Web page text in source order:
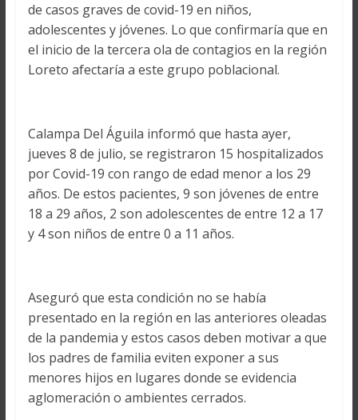
de casos graves de covid-19 en niños,
adolescentes y jóvenes. Lo que confirmaría que en
el inicio de la tercera ola de contagios en la región
Loreto afectaría a este grupo poblacional.
Calampa Del Águila informó que hasta ayer,
jueves 8 de julio, se registraron 15 hospitalizados
por Covid-19 con rango de edad menor a los 29
años. De estos pacientes, 9 son jóvenes de entre
18 a 29 años, 2 son adolescentes de entre 12 a 17
y 4 son niños de entre 0 a 11 años.
Aseguró que esta condición no se había
presentado en la región en las anteriores oleadas
de la pandemia y estos casos deben motivar a que
los padres de familia eviten exponer a sus
menores hijos en lugares donde se evidencia
aglomeración o ambientes cerrados.